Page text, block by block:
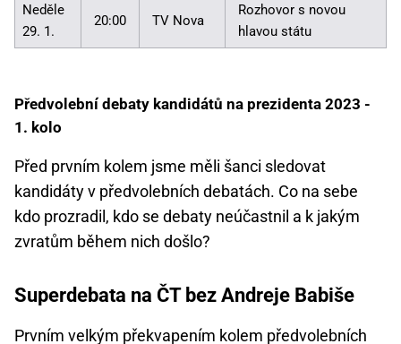
Neděle
29. 1.
20:00 TV Nova
Rozhovor s novou
hlavou státu
Předvolební debaty kandidátů na prezidenta 2023 -
1. kolo
Před prvním kolem jsme měli šanci sledovat
kandidáty v předvolebních debatách. Co na sebe
kdo prozradil, kdo se debaty neúčastnil a k jakým
zvratům během nich došlo?
Superdebata na ČT bez Andreje Babiše
Prvním velkým překvapením kolem předvolebních